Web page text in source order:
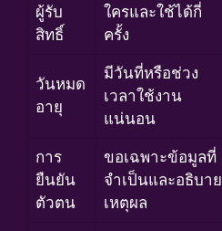
ผู้รับ
สิทธิ์
ใครและใช้ได้กี่
ครั้ง
วันหมด
อายุ
มีวันที่หรือช่วง
เวลาใช้งาน
แน่นอน
การ
ยืนยัน
ตัวตน
ขอเฉพาะข้อมูลที่
จำเป็นและอธิบาย
เหตุผล